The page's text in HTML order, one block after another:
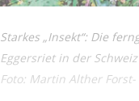
Starkes „Insekt“: Die
Eggersriet in der
Foto: Martin Alther